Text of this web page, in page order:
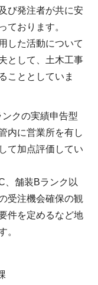
び発注者が共に安
ております。
した活動について
として、土木工事
こととしていま
ンクの実績申告型
内に営業所を有し
て加点評価してい
、舗装Bランク以
受注機会確保の観
件を定めるなど地
。